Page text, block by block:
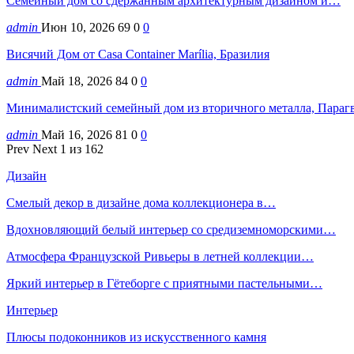
admin Июн 10, 2026 69 0 0
Висячий Дом от Casa Container Marília, Бразилия
admin Май 18, 2026 84 0 0
Минималистский семейный дом из вторичного металла,
admin Май 16, 2026 81 0 0
Prev Next 1 из 162
Дизайн
Смелый декор в дизайне дома коллекционера в…
Вдохновляющий белый интерьер со средиземноморскими…
Атмосфера Французской Ривьеры в летней коллекции…
Яркий интерьер в Гётеборге с приятными пастельными…
Интерьер
Плюсы подоконников из искусственного камня